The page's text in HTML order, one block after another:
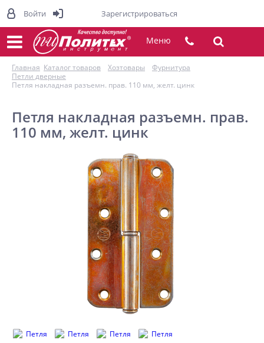
Меню
Главная Каталог товаров Хозтовары
Фурнитура
Петли дверные
Петля накладная разъемн. прав. 110 мм, желт. цинк
Петля накладная разъемн. прав.
110 мм, желт. цинк
Войти Зарегистрироваться